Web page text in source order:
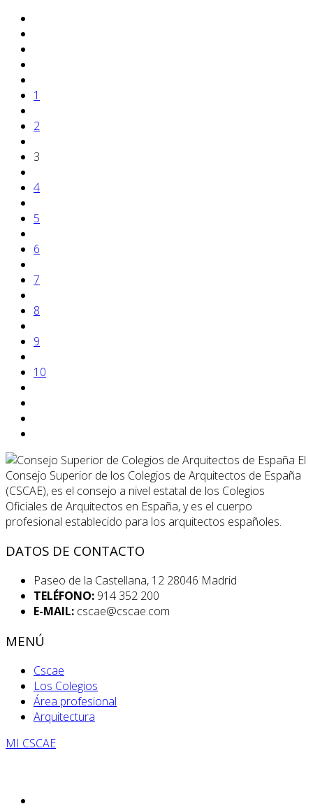
1
2
3
4
5
6
7
8
9
10
El
Consejo Superior de los Colegios de Arquitectos de España
(CSCAE), es el consejo a nivel estatal de los Colegios
Oficiales de Arquitectos en España, y es el cuerpo
profesional establecido para los arquitectos españoles.
DATOS DE CONTACTO
Paseo de la Castellana, 12 28046 Madrid
TELÉFONO: 914 352 200
E-MAIL: cscae@cscae.com
MENÚ
Cscae
Los Colegios
Área profesional
Arquitectura
MI CSCAE